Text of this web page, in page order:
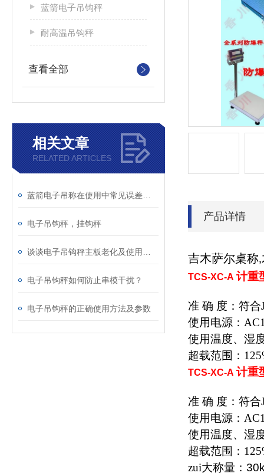
蓝箭电子吊钩秤
耐高温吊钩秤
查看全部
相关文章
RELATED ARTICLES
电子吊钩秤，挂钩秤
电子吊钩秤如何防止串模干扰？
电子吊钩秤的正确使用方法及参数
产品详情
吉木萨尔桌称,
TCS-XC-A 计重
准 确 度：符合
使用电源：
使用温度、湿
超载范围：
TCS-XC-A 计重
准 确 度：符合
使用电源：
使用温度、湿
超载范围：
zui大称量：